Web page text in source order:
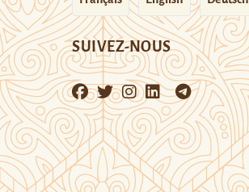
SUIVEZ-NOUS